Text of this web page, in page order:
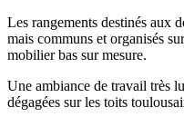
Les rangements destinés aux
mais communs et organisés
mobilier bas sur mesure.
Une ambiance de travail très
dégagées sur les toits